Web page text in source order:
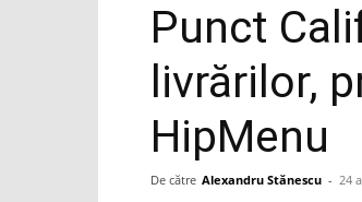
Punct
livrărilor,
HipMenu
De către Alexandru Stănescu - 24